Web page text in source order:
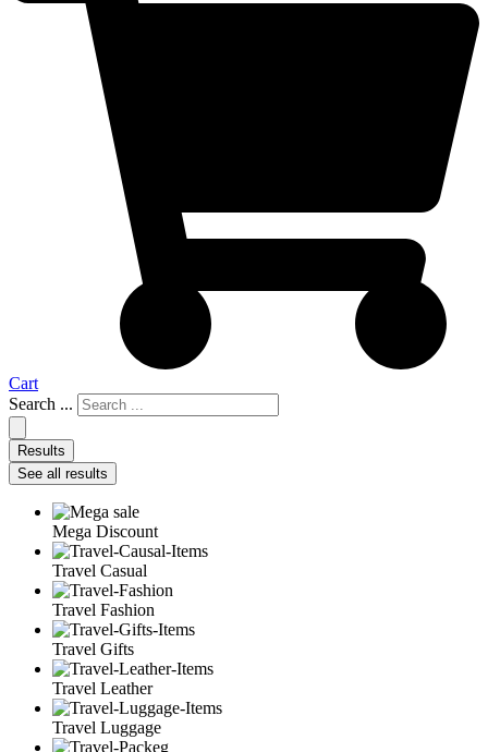
Cart
Search ...
Results
See all results
Mega Discount
Travel Casual
Travel Fashion
Travel Gifts
Travel Leather
Travel Luggage